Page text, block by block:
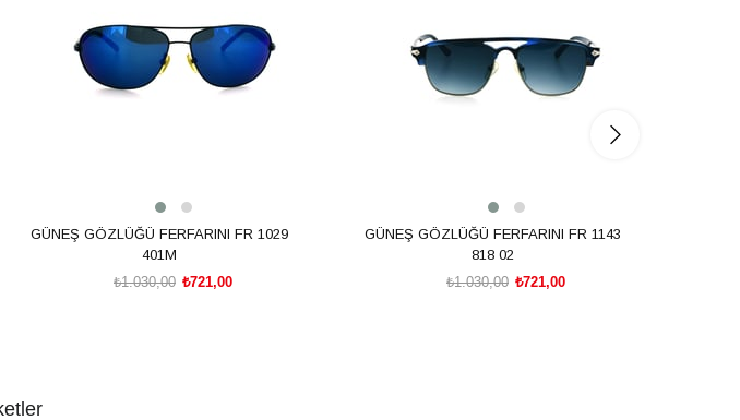
GÜNEŞ GÖZLÜĞÜ FERFARINI FR 1029
401M
₺721,00
₺1.030,00
GÜNEŞ GÖZLÜĞÜ FERFARINI FR 1143
818 02
₺721,00
₺1.030,00